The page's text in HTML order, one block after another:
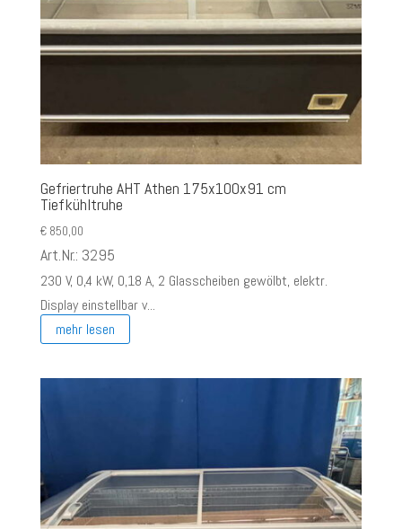
Gefriertruhe AHT Athen 175x100x91 cm
Tiefkühltruhe
€850,00
Art.Nr.: 3295
230 V, 0,4 kW, 0,18 A, 2 Glasscheiben gewölbt, elektr.
Display einstellbar v...
mehr lesen